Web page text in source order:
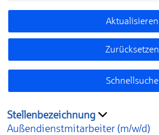
Aktualisieren
Zurücksetzen
Schnellsuche
Stellenbezeichnung
Außendienstmitarbeiter (m/w/d)